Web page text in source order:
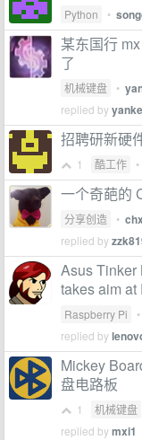
Python •
某东国行
了
机械键盘 •
replied by
招聘研新硬
1 酷工作 •
一个奇葩的
分享创造 •
replied by
Asus Tinker
takes aim at
Raspberry Pi •
replied by
Mickey
盘电路板
1 机械键盘
replied bymxi1